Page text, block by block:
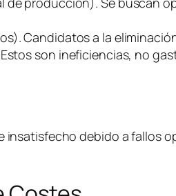
Candidatos a la
son ineficiencias, no
debido a fallos